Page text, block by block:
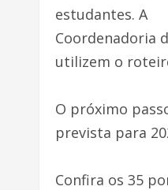
estudantes. A
Coordenadoria
utilizem o
O próximo
prevista para
Confira os 35